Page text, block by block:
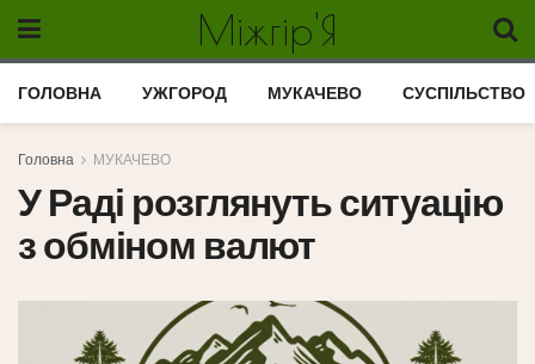
Міжгір'Я
ГОЛОВНА УЖГОРОД МУКАЧЕВО СУСПІЛЬСТВО
Головна МУКАЧЕВО
У Раді розглянуть ситуацію
з обміном валют